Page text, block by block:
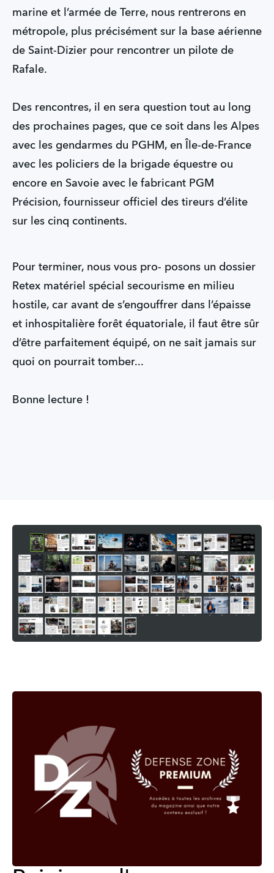
marine et l’armée de Terre, nous rentrerons en
métropole, plus précisément sur la base aérienne
de Saint-Dizier pour rencontrer un pilote de
Rafale.
Des rencontres, il en sera question tout au long
des prochaines pages, que ce soit dans les Alpes
avec les gendarmes du PGHM, en Île-de-France
avec les policiers de la brigade équestre ou
encore en Savoie avec le fabricant PGM
Précision, fournisseur officiel des tireurs d’élite
sur les cinq continents.
Pour terminer, nous vous pro- posons un dossier
Retex matériel spécial secourisme en milieu
hostile, car avant de s’engouffrer dans l’épaisse
et inhospitalière forêt équatoriale, il faut être sûr
d’être parfaitement équipé, on ne sait jamais sur
quoi on pourrait tomber...
Bonne lecture !